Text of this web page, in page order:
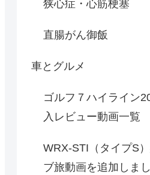
狭心症・心筋梗塞
直腸がん御飯
車とグルメ
ゴルフ７ハイライン
入レビュー動画一覧
WRX-STI（タイプS
ブ旅動画を追加しま